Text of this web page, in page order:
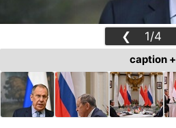
❮ 1/4
caption +